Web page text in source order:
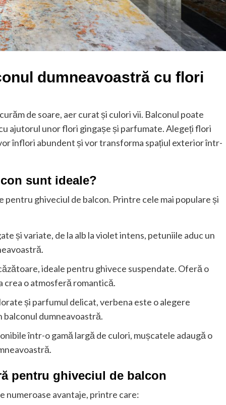
dumneavoastră cu flori
de soare, aer curat și culori vii. Balconul poate
ajutorul unor flori gingașe și parfumate. Alegeți flori
înflori abundent și vor transforma spațiul exterior într-
sunt ideale?
ghiveciul de balcon. Printre cele mai populare și
și variate, de la alb la violet intens, petuniile aduc un
ideale pentru ghivece suspendate. Oferă o
o atmosferă romantică.
și parfumul delicat, verbena este o alegere
dumneavoastră.
într-o gamă largă de culori, mușcatele adaugă o
pentru ghiveciul de balcon
numeroase avantaje, printre care: